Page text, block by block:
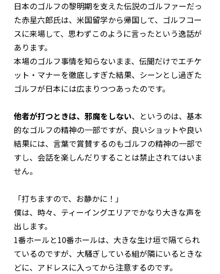
日本のゴルフの黎明期を支えた伝説のゴルファーだっ
た赤星六郎氏は、米国留学から帰国して、ゴルフコー
スに来場して、思わずこのように言ったという逸話が
あります。
本場のゴルフ事情を知らないまま、伝聞だけでエチケ
ット・マナーを徹底しすぎた結果、シーンとし過ぎた
ゴルフが日本には広まりつつあったのです。
他者が打つときは、邪魔をしない、というのは、基本
的なゴルフの精神の一部ですが、良いショットや良い
結果には、言葉で賞賛するのもゴルフの精神の一部で
すし、会話を楽しんだりすることは禁止されてはいま
せん。
「打ちますので、お静かに！」
僕は、時々、ティーイングエリアでかなり大きな声を
出します。
1番ホールと10番ホールは、大きな生け垣で隔てられ
ているのですが、大騒ぎしている組が隣にいるときな
どに、アドレスに入ってから注意するのです。